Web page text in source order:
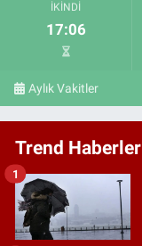
İKINDI
17:06
Aylık Vakitler
Trend Haberler
1